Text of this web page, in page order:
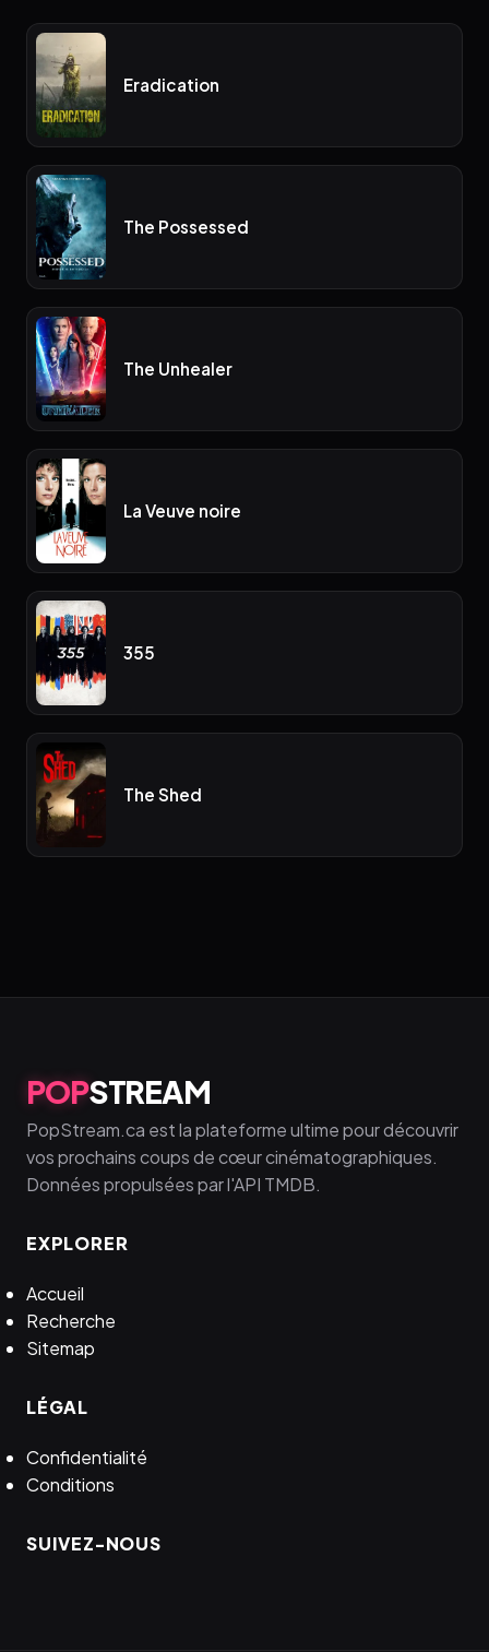
Eradication
The Possessed
The Unhealer
La Veuve noire
355
The Shed
POPSTREAM
PopStream.ca est la plateforme ultime pour découvrir
vos prochains coups de cœur cinématographiques.
Données propulsées par l'API TMDB.
EXPLORER
Accueil
Recherche
Sitemap
LÉGAL
Confidentialité
Conditions
SUIVEZ-NOUS